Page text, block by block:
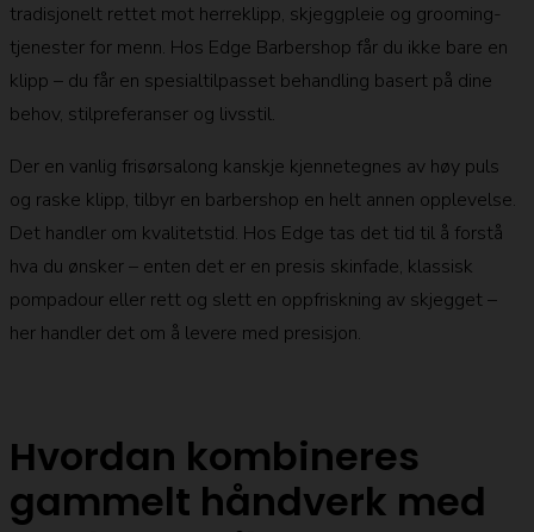
tradisjonelt rettet mot herreklipp, skjeggpleie og grooming-
tjenester for menn. Hos Edge Barbershop får du ikke bare en
klipp – du får en spesialtilpasset behandling basert på dine
behov, stilpreferanser og livsstil.
Der en vanlig frisørsalong kanskje kjennetegnes av høy puls
og raske klipp, tilbyr en barbershop en helt annen opplevelse.
Det handler om kvalitetstid. Hos Edge tas det tid til å forstå
hva du ønsker – enten det er en presis skinfade, klassisk
pompadour eller rett og slett en oppfriskning av skjegget –
her handler det om å levere med presisjon.
Hvordan kombineres
gammelt håndverk med